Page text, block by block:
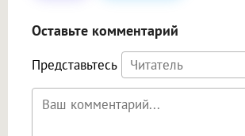
Оставьте комментарий
Представьтесь